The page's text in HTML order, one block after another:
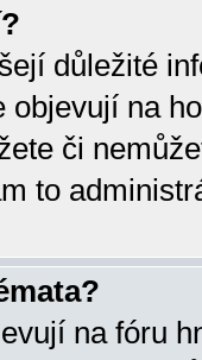
důležité
objevují na
či
to
na fóru